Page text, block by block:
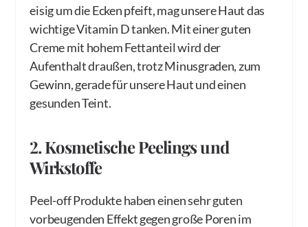
eisig um die Ecken pfeift, mag unsere Haut das
wichtige Vitamin D tanken. Mit einer guten
Creme mit hohem Fettanteil wird der
Aufenthalt draußen, trotz Minusgraden, zum
Gewinn, gerade für unsere Haut und einen
gesunden Teint.
2. Kosmetische Peelings und
Wirkstoffe
Peel-off Produkte haben einen sehr guten
vorbeugenden Effekt gegen große Poren im